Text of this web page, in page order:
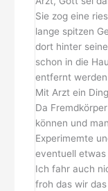
Sie zog eine
lange spitzen
dort hinter
schon in die
entfernt
Mit Arzt ein
Da
können und
Experimemte
eventuell
Ich fahr auch
froh das wir